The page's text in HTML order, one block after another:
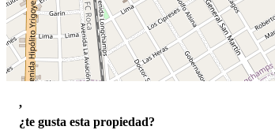
,
¿te gusta esta propiedad?